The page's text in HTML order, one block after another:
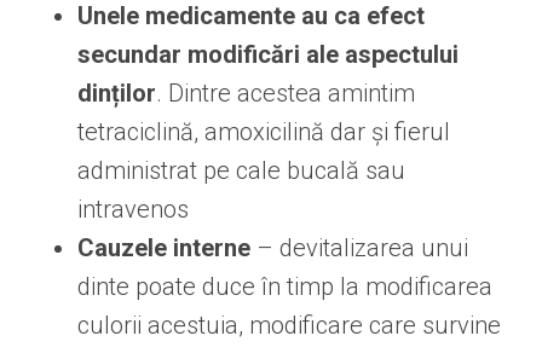
Unele medicamente au ca efect
secundar modificări ale aspectului
dinților. Dintre acestea amintim
tetraciclină, amoxicilină dar și fierul
administrat pe cale bucală sau
intravenos
Cauzele interne – devitalizarea unui
dinte poate duce în timp la modificarea
culorii acestuia, modificare care survine